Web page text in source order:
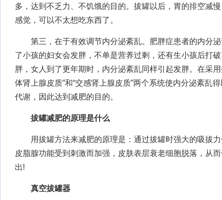
多，达到不乏力、不饥饿的目的。拔罐以后，胃的排空减
感觉，可以不太想吃东西了。
第三，在于有效调节内分泌紊乱。肥胖症患者的内分泌
了小孩的妇女会发胖，不单是营养过剩，还有生小孩后打
胖，女人到了更年期时，内分泌紊乱同样引起发胖。在采
体肾上腺皮质”和“交感肾上腺皮质”两个系统使内分泌紊乱
代谢，因此达到减肥的目的。
拔罐减肥的原理是什么
用拔罐方法来减肥的原理是：通过拔罐时强大的吸拔力
皮脂腺功能受到刺激而加强，皮肤表层衰老细胞脱落，从
出!
真空拔罐器